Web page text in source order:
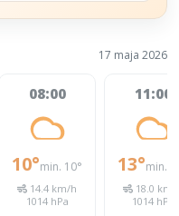
17 maja 2026
08:00
10°min. 10°
14.4 km/h
1014 hPa
11:00
13°min.
18.0 km/
1014 hPa